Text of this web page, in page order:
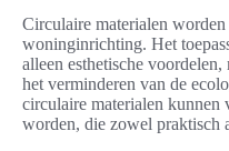
Circulaire materialen
woninginrichting. Het
alleen esthetische
het verminderen van de
circulaire materialen kunnen
worden, die zowel praktisch